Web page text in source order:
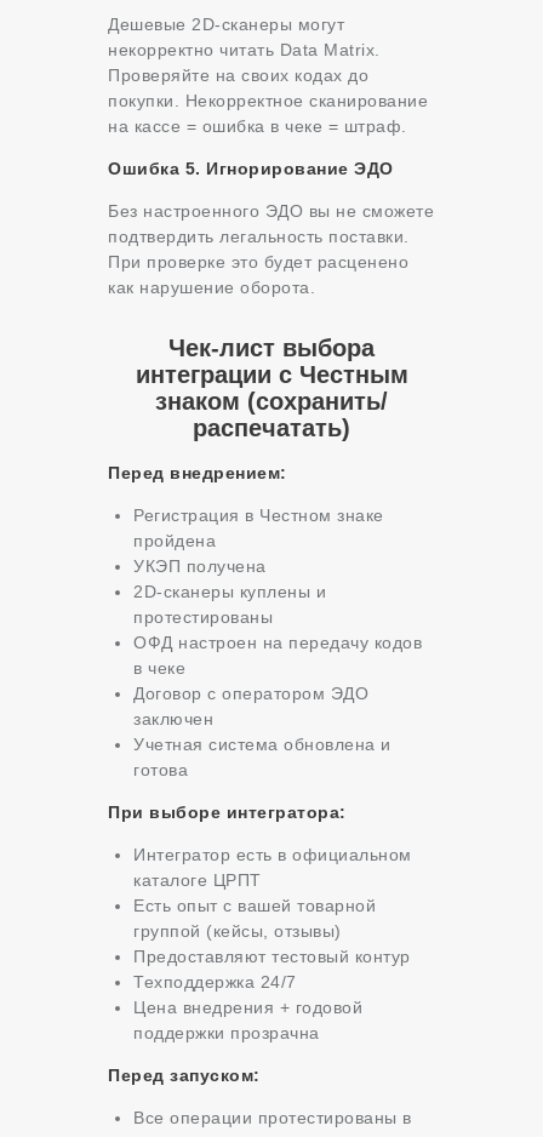
Дешевые 2D-сканеры могут
некорректно читать Data Matrix.
Проверяйте на своих кодах до
покупки. Некорректное сканирование
на кассе = ошибка в чеке = штраф.
Ошибка 5. Игнорирование ЭДО
Без настроенного ЭДО вы не сможете
подтвердить легальность поставки.
При проверке это будет расценено
как нарушение оборота.
Чек-лист выбора
интеграции с Честным
знаком (сохранить/
распечатать)
Перед внедрением:
Регистрация в Честном знаке
пройдена
УКЭП получена
2D-сканеры куплены и
протестированы
ОФД настроен на передачу кодов
в чеке
Договор с оператором ЭДО
заключен
Учетная система обновлена и
готова
При выборе интегратора:
Интегратор есть в официальном
каталоге ЦРПТ
Есть опыт с вашей товарной
группой (кейсы, отзывы)
Предоставляют тестовый контур
Техподдержка 24/7
Цена внедрения + годовой
поддержки прозрачна
Перед запуском:
Все операции протестированы в